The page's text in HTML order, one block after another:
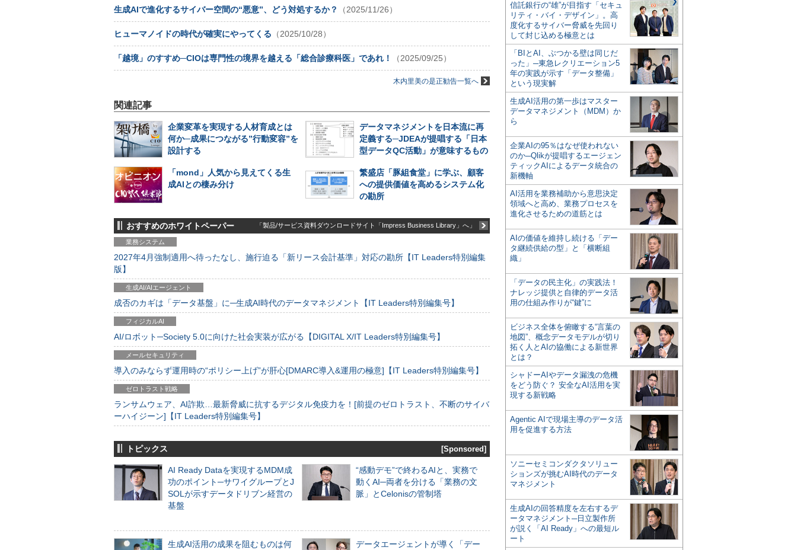
生成AIで進化するサイバー空間の“悪意”、どう対処するか？ （2025/11/26）
ヒューマノイドの時代が確実にやってくる （2025/10/28）
「越境」のすすめ─CIOは専門性の境界を越える「総合診療科医」であれ！ （2025/09/25）
木内里美の是正勧告一覧へ
関連記事
企業変革を実現する人材育成とは
何か─成果につながる”行動変容”を
設計する
データマネジメントを日本流に再
定義する─JDEAが提唱する「日本
型データQC活動」が意味するもの
「mond」人気から見えてくる生
成AIとの棲み分け
繁盛店「豚組食堂」に学ぶ、顧客
への提供価値を高めるシステム化
の勘所
おすすめのホワイトペーパー 「製品/サービス資料ダウンロードサイト「Impress Business Library」へ」
業務システム
2027年4月強制適用へ待ったなし、施行迫る「新リース会計基準」対応の勘所【IT Leaders特別編集
版】
生成AI/AIエージェント
成否のカギは「データ基盤」に─生成AI時代のデータマネジメント【IT Leaders特別編集号】
フィジカルAI
AI/ロボット─Society 5.0に向けた社会実装が広がる【DIGITAL X/IT Leaders特別編集号】
メールセキュリティ
導入のみならず運用時の“ポリシー上げ”が肝心[DMARC導入&運用の極意]【IT Leaders特別編集号】
ゼロトラスト戦略
ランサムウェア、AI詐欺…最新脅威に抗するデジタル免疫力を！[前提のゼロトラスト、不断のサイバ
ーハイジーン]【IT Leaders特別編集号】
トピックス [Sponsored]
AI Ready Dataを実現するMDM成
功のポイント─サワイグループとJ
SOLが示すデータドリブン経営の
基盤
“感動デモ”で終わるAIと、実務で
動くAI─両者を分ける「業務の文
脈」とCelonisの管制塔
生成AI活用の成果を阻むものは何
データエージェントが導く「デー
信託銀行の“雄”が目指す「セキュ
リティ・バイ・デザイン」。高
度化するサイバー脅威を先回り
して封じ込める極意とは
「BIとAI、ぶつかる壁は同じだ
った」─東急レクリエーション5
年の実践が示す「データ整備」
という現実解
生成AI活用の第一歩はマスター
データマネジメント（MDM）か
ら
企業AIの95％はなぜ使われない
のか─Qlikが提唱するエージェン
ティックAIによるデータ統合の
新機軸
AI活用を業務補助から意思決定
領域へと高め、業務プロセスを
進化させるための道筋とは
AIの価値を維持し続ける「デー
タ継続供給の型」と「横断組
織」
「データの民主化」の実践法！
ナレッジ提供と自律的データ活
用の仕組み作りが“鍵”に
ビジネス全体を俯瞰する“言葉の
地図”、概念データモデルが切り
拓く人とAIの協働による新世界
とは？
シャドーAIやデータ漏洩の危機
をどう防ぐ？ 安全なAI活用を実
現する新戦略
Agentic AIで現場主導のデータ活
用を促進する方法
ソニーセミコンダクタソリュー
ションズが挑むAI時代のデータ
マネジメント
生成AIの回答精度を左右するデ
ータマネジメント─日立製作所
が説く「AI Ready」への最短ル
ート